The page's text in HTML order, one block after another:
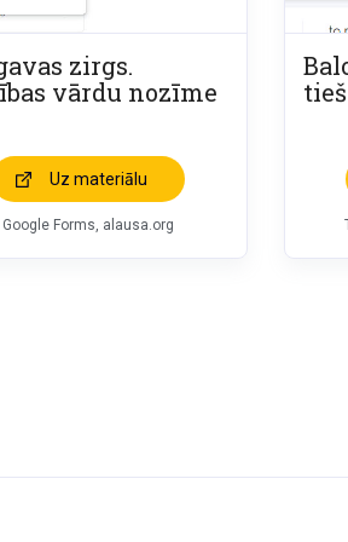
zirgs.
vārdu nozīme
Uz materiālu
Google Forms, alausa.org